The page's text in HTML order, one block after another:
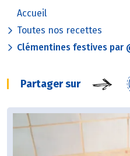
Accueil
Toutes nos recettes
Clémentines festives par
Partager sur